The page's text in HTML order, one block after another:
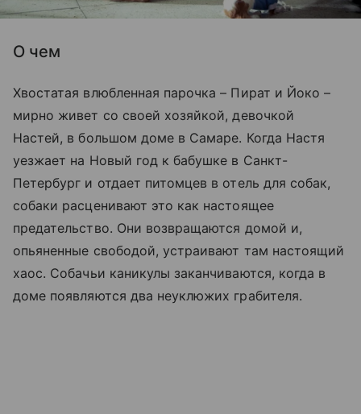
О чем
Хвостатая влюбленная парочка – Пират и Йоко –
мирно живет со своей хозяйкой, девочкой
Настей, в большом доме в Самаре. Когда Настя
уезжает на Новый год к бабушке в Санкт-
Петербург и отдает питомцев в отель для собак,
собаки расценивают это как настоящее
предательство. Они возвращаются домой и,
опьяненные свободой, устраивают там настоящий
хаос. Собачьи каникулы заканчиваются, когда в
доме появляются два неуклюжих грабителя.